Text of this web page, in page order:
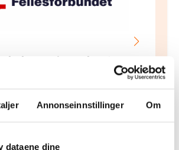
Annonseinnstillinger Om
dataene dine
Region Indre Øst